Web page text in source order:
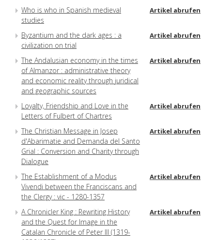
Who is who in Spanish medieval
studies
Artikel abrufen
Byzantium and the dark ages : a
civilization on trial
Artikel abrufen
The Andalusian economy in the times
of Almanzor : administrative theory
and economic reality through juridical
and geographic sources
Artikel abrufen
Loyalty, Friendship and Love in the
Letters of Fulbert of Chartres
Artikel abrufen
The Christian Message in Josep
d'Abarimatie and Demanda del Santo
Grial : Conversion and Charity through
Dialogue
Artikel abrufen
The Establishment of a Modus
Vivendi between the Franciscans and
the Clergy : vic - 1280-1357
Artikel abrufen
A Chronicler King : Rewriting History
and the Quest for Image in the
Catalan Chronicle of Peter III (1319-
Artikel abrufen